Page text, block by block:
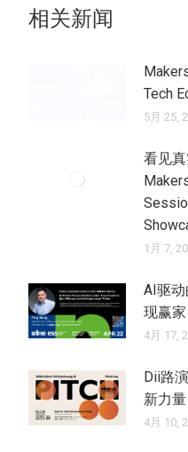
相关新闻
Tech
5月 25,
看见
1月 7,
AI驱
现赢
4月 17,
Dii路
新力量
4月 10,